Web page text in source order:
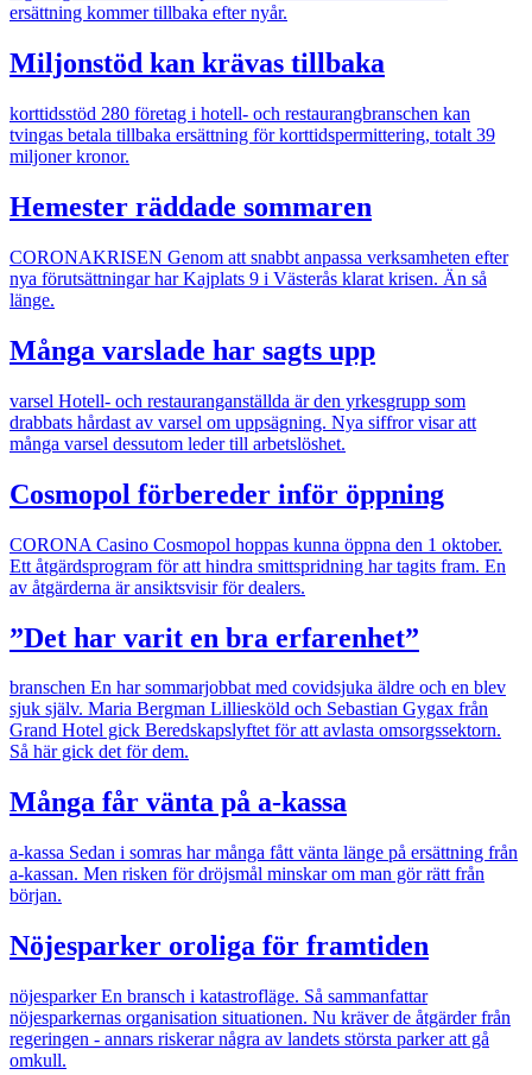
ersättning kommer tillbaka efter nyår.
Miljonstöd kan krävas tillbaka
korttidsstöd 280 företag i hotell- och restaurangbranschen kan
tvingas betala tillbaka ersättning för korttidspermittering, totalt 39
miljoner kronor.
Hemester räddade sommaren
CORONAKRISEN Genom att snabbt anpassa verksamheten efter
nya förutsättningar har Kajplats 9 i Västerås klarat krisen. Än så
länge.
Många varslade har sagts upp
varsel Hotell- och restauranganställda är den yrkesgrupp som
drabbats hårdast av varsel om uppsägning. Nya siffror visar att
många varsel dessutom leder till arbetslöshet.
Cosmopol förbereder inför öppning
CORONA Casino Cosmopol hoppas kunna öppna den 1 oktober.
Ett åtgärdsprogram för att hindra smittspridning har tagits fram. En
av åtgärderna är ansiktsvisir för dealers.
”Det har varit en bra erfarenhet”
branschen En har sommarjobbat med covidsjuka äldre och en blev
sjuk själv. Maria Bergman Lilliesköld och Sebastian Gygax från
Grand Hotel gick Beredskapslyftet för att avlasta omsorgssektorn.
Så här gick det för dem.
Många får vänta på a-kassa
a-kassa Sedan i somras har många fått vänta länge på ersättning från
a-kassan. Men risken för dröjsmål minskar om man gör rätt från
början.
Nöjesparker oroliga för framtiden
nöjesparkerEn bransch i katastrofläge. Så sammanfattar
nöjesparkernas organisation situationen. Nu kräver de åtgärder från
regeringen - annars riskerar några av landets största parker att gå
omkull.